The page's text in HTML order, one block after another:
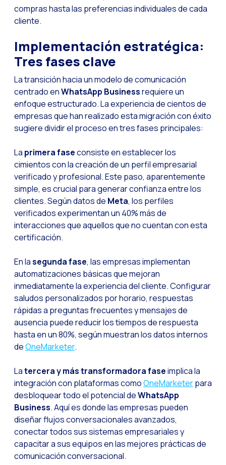
Reach & Engage +
Social CX: La
Somos Business
¿Conoces el
Aumentando la
¡Prueba Gratuita!
compras hasta las preferencias individuales de cada
cliente.
Implementación estratégica:
Tres fases clave
La transición hacia un modelo de comunicación
centrado enWhatsApp Businessrequiere un
enfoque estructurado. La experiencia de cientos de
empresas que han realizado esta migración con éxito
sugiere dividir el proceso en tres fases principales:
La primera faseconsiste en establecer los
cimientos con la creación de un perfil empresarial
verificado y profesional. Este paso, aparentemente
simple, es crucial para generar confianza entre los
clientes. Según datos de Meta, los perfiles
verificados experimentan un 40% más de
interacciones que aquellos que no cuentan con esta
certificación.
En lasegunda fase, las empresas implementan
automatizaciones básicas que mejoran
inmediatamente la experiencia del cliente. Configurar
saludos personalizados por horario, respuestas
rápidas a preguntas frecuentes y mensajes de
ausencia puede reducir los tiempos de respuesta
hasta en un 80%, según muestran los datos internos
deOneMarketer.
Latercera y más transformadora faseimplica la
integración con plataformas comoOneMarketerpara
desbloquear todo el potencial deWhatsApp
Business. Aquí es donde las empresas pueden
diseñar flujos conversacionales avanzados,
conectar todos sus sistemas empresariales y
capacitar a sus equipos en las mejores prácticas de
comunicación conversacional.